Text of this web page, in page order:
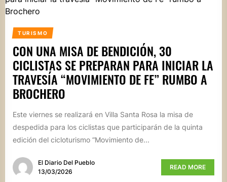
TURISMO
CON UNA MISA DE BENDICIÓN, 30
CICLISTAS SE PREPARAN PARA INICIAR LA
TRAVESÍA “MOVIMIENTO DE FE” RUMBO A
BROCHERO
Este viernes se realizará en Villa Santa Rosa la misa de
despedida para los ciclistas que participarán de la quinta
edición del cicloturismo “Movimiento de...
El Diario Del Pueblo
13/03/2026
READ MORE